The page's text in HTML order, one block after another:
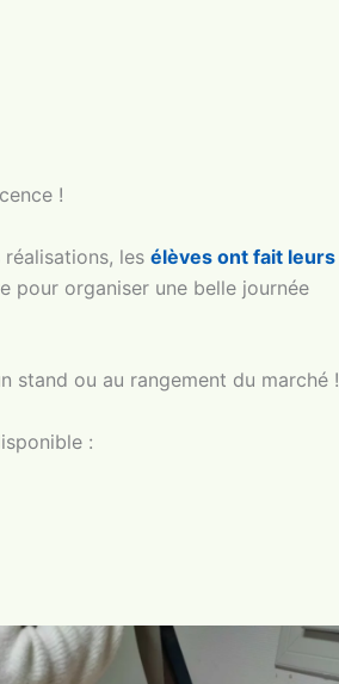
!
les élèves ont fait leurs
pour organiser une belle journée
stand ou au rangement du marché !
: